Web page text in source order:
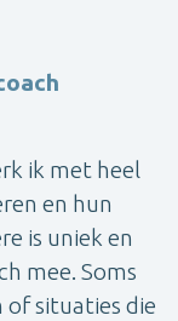
ik met heel
en hun
is uniek en
mee. Soms
of situaties die